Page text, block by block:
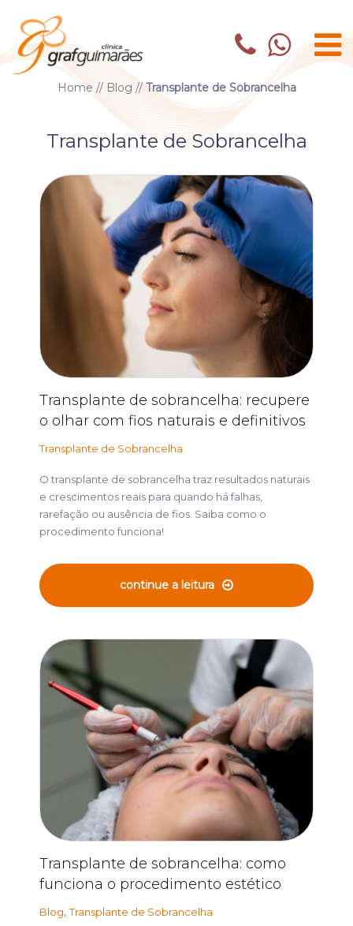
Home // Blog //Transplante de Sobrancelha
Transplante de Sobrancelha
Transplante de sobrancelha: recupere
o olhar com fios naturais e definitivos
Transplante de Sobrancelha
O transplante de sobrancelha traz resultados naturais
e crescimentos reais para quando há falhas,
rarefação ou ausência de fios. Saiba como o
procedimento funciona!
continue a leitura
Transplante de sobrancelha: como
funciona o procedimento estético
Blog,Transplante de Sobrancelha